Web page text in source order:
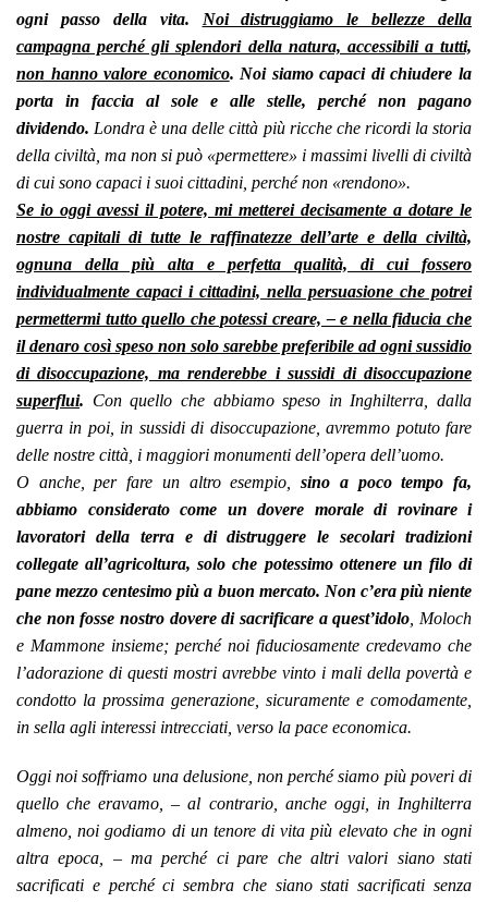
ogni passo della vita. Noi distruggiamo le bellezze della
campagna perché gli splendori della natura, accessibili a tutti,
non hanno valore economico. Noi siamo capaci di chiudere la
porta in faccia al sole e alle stelle, perché non pagano
dividendo. Londra è una delle città più ricche che ricordi la storia
della civiltà, ma non si può «permettere» i massimi livelli di civiltà
di cui sono capaci i suoi cittadini, perché non «rendono».
Se io oggi avessi il potere, mi metterei decisamente a dotare le
nostre capitali di tutte le raffinatezze dell’arte e della civiltà,
ognuna della più alta e perfetta qualità, di cui fossero
individualmente capaci i cittadini, nella persuasione che potrei
permettermi tutto quello che potessi creare, – e nella fiducia che
il denaro così speso non solo sarebbe preferibile ad ogni sussidio
di disoccupazione, ma renderebbe i sussidi di disoccupazione
superflui. Con quello che abbiamo speso in Inghilterra, dalla
guerra in poi, in sussidi di disoccupazione, avremmo potuto fare
delle nostre città, i maggiori monumenti dell’opera dell’uomo.
O anche, per fare un altro esempio,sino a poco tempo fa,
abbiamo considerato come un dovere morale di rovinare i
lavoratori della terra e di distruggere le secolari tradizioni
collegate all’agricoltura, solo che potessimo ottenere un filo di
pane mezzo centesimo più a buon mercato. Non c’era più niente
che non fosse nostro dovere di sacrificare a quest’idolo , Moloch
e Mammone insieme; perché noi fiduciosamente credevamo che
l’adorazione di questi mostri avrebbe vinto i mali della povertà e
condotto la prossima generazione, sicuramente e comodamente,
in sella agli interessi intrecciati, verso la pace economica.
Oggi noi soffriamo una delusione, non perché siamo più poveri di
quello che eravamo, – al contrario, anche oggi, in Inghilterra
almeno, noi godiamo di un tenore di vita più elevato che in ogni
altra epoca, – ma perché ci pare che altri valori siano stati
sacrificati e perché ci sembra che siano stati sacrificati senza